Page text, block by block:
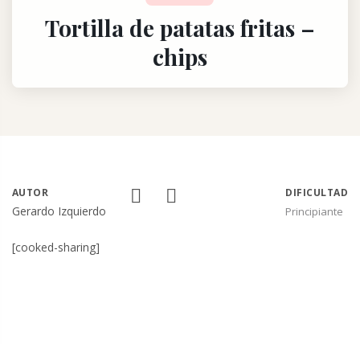
Tortilla de patatas fritas –
chips
AUTOR
Gerardo Izquierdo
DIFICULTAD
Principiante
[cooked-sharing]